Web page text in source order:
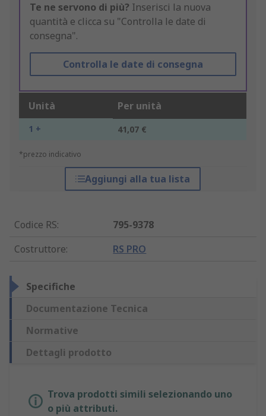
Te ne servono di più? Inserisci la nuova
quantità e clicca su "Controlla le date di
consegna".
Controlla le date di consegna
Unità Per unità
1 + 41,07 €
*prezzo indicativo
Aggiungi alla tua lista
Codice RS:
795-9378
Costruttore: RS PRO
Specifiche
Documentazione Tecnica
Normative
Dettagli prodotto
Trova prodotti simili selezionando uno
o più attributi.